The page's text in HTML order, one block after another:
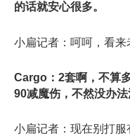
的话就安心很多。
小扁记者：呵呵，看来
Cargo：2套啊，不算
90减魔伤，不然没办法
小扁记者：现在别打